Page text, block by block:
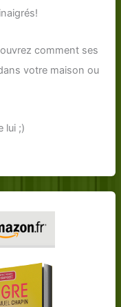
comment ses
votre maison ou
lui ;)